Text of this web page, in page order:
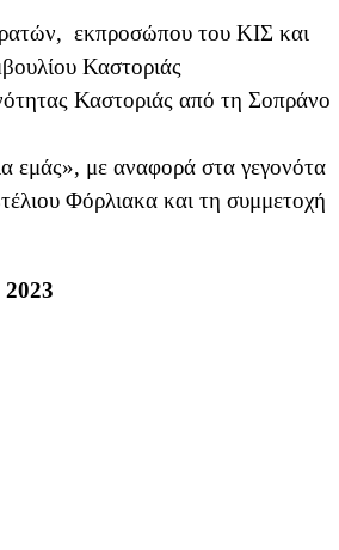
εκπροσώπου του ΚΙΣ και
Καστοριάς
Καστοριάς από τη Σοπράνο
εμάς», με αναφορά στα γεγονότα
Φόρλιακα και τη συμμετοχή